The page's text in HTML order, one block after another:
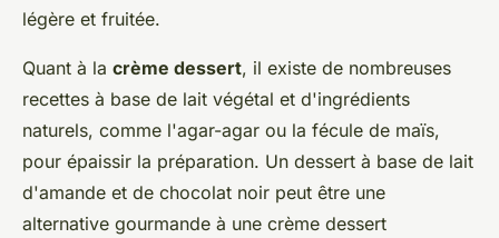
légère et fruitée.
Quant à la crème dessert, il existe de nombreuses
recettes à base de lait végétal et d'ingrédients
naturels, comme l'agar-agar ou la fécule de maïs,
pour épaissir la préparation. Un dessert à base de lait
d'amande et de chocolat noir peut être une
alternative gourmande à une crème dessert